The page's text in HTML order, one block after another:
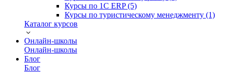
Курсы по 1С ERP (5)
Курсы по туристическому менеджменту (1)
Каталог курсов
Онлайн-школы
Онлайн-школы
Блог
Блог